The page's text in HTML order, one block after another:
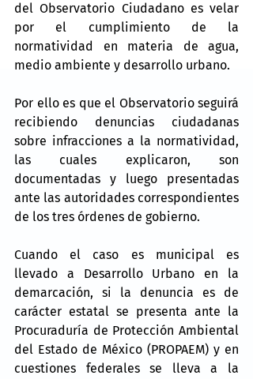
del Observatorio Ciudadano es velar
por el cumplimiento de la
normatividad en materia de agua,
medio ambiente y desarrollo urbano.
Por ello es que el Observatorio seguirá
recibiendo denuncias ciudadanas
sobre infracciones a la normatividad,
las cuales explicaron, son
documentadas y luego presentadas
ante las autoridades correspondientes
de los tres órdenes de gobierno.
Cuando el caso es municipal es
llevado a Desarrollo Urbano en la
demarcación, si la denuncia es de
carácter estatal se presenta ante la
Procuraduría de Protección Ambiental
del Estado de México (PROPAEM) y en
cuestiones federales se lleva a la